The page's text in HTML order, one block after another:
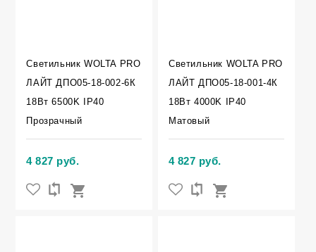
Светильник WOLTA PRO
ЛАЙТ ДПО05-18-002-6К
18Вт 6500K IP40
Прозрачный
4 827 руб.
Светильник WOLTA PRO
ЛАЙТ ДПО05-18-001-4К
18Вт 4000K IP40
Матовый
4 827 руб.